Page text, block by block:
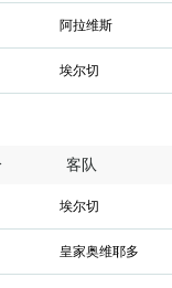
阿拉维斯
埃尔切
客队
埃尔切
皇家奥维耶多